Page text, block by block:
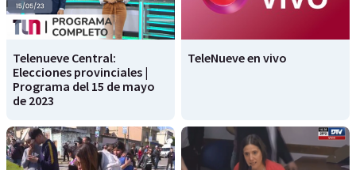
Telenueve Central:
Elecciones provinciales |
Programa del 15 de mayo
de 2023
TeleNueve en vivo